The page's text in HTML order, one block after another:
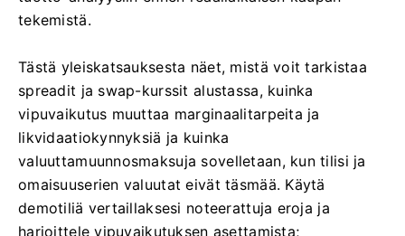
tekemistä.
Tästä yleiskatsauksesta näet, mistä voit tarkistaa
spreadit ja swap-kurssit alustassa, kuinka
vipuvaikutus muuttaa marginaalitarpeita ja
likvidaatiokynnyksiä ja kuinka
valuuttamuunnosmaksuja sovelletaan, kun tilisi ja
omaisuuserien valuutat eivät täsmää. Käytä
demotiliä vertaillaksesi noteerattuja eroja ja
harjoittele vipuvaikutuksen asettamista;